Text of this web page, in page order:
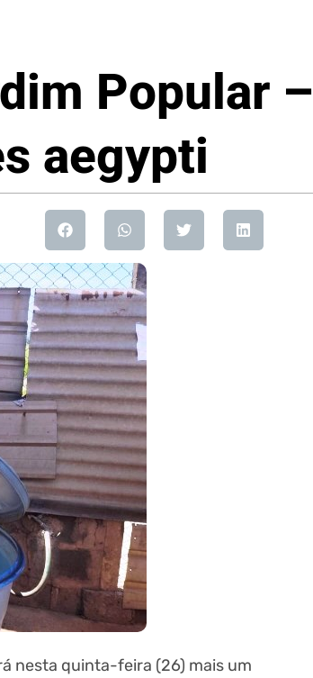
Popular –
aegypti
nesta quinta-feira (26) mais um